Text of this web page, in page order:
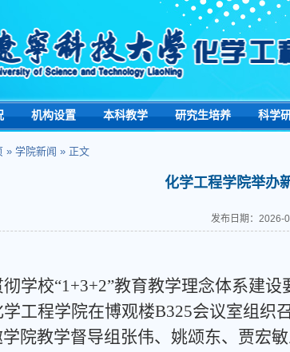
机构设置 本科教学 研究生培养 科学
» 学院新闻 » 正文
化学工程学院举办
发布日期：2026-
学校“1+3+2”教育教学理念体系建
学工程学院在博观楼B325会议室组
院教学督导组张伟、姚颂东、贾宏